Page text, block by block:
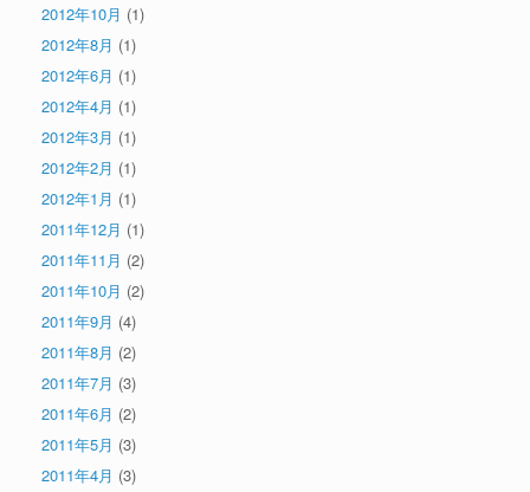
2012年10月 (1)
2012年8月 (1)
2012年6月 (1)
2012年4月 (1)
2012年3月 (1)
2012年2月 (1)
2012年1月 (1)
2011年12月 (1)
2011年11月 (2)
2011年10月 (2)
2011年9月 (4)
2011年8月 (2)
2011年7月 (3)
2011年6月 (2)
2011年5月 (3)
2011年4月 (3)